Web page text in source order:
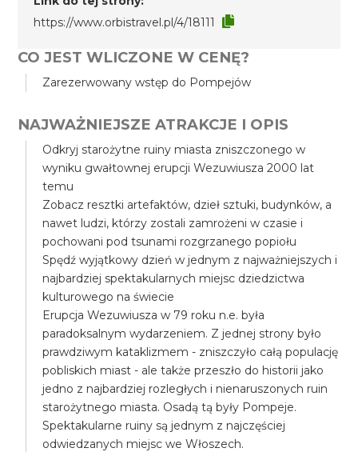
https://www.orbistravel.pl/4/18111
CO JEST WLICZONE W CENĘ?
Zarezerwowany wstęp do Pompejów
NAJWAŻNIEJSZE ATRAKCJE I OPIS
Odkryj starożytne ruiny miasta zniszczonego w
wyniku gwałtownej erupcji Wezuwiusza 2000 lat
temu
Zobacz resztki artefaktów, dzieł sztuki, budynków, a
nawet ludzi, którzy zostali zamrożeni w czasie i
pochowani pod tsunami rozgrzanego popiołu
Spędź wyjątkowy dzień w jednym z najważniejszych i
najbardziej spektakularnych miejsc dziedzictwa
kulturowego na świecie
Erupcja Wezuwiusza w 79 roku n.e. była
paradoksalnym wydarzeniem. Z jednej strony było
prawdziwym kataklizmem - zniszczyło całą populację
pobliskich miast - ale także przeszło do historii jako
jedno z najbardziej rozległych i nienaruszonych ruin
starożytnego miasta. Osadą tą były Pompeje.
Spektakularne ruiny są jednym z najczęściej
odwiedzanych miejsc we Włoszech.